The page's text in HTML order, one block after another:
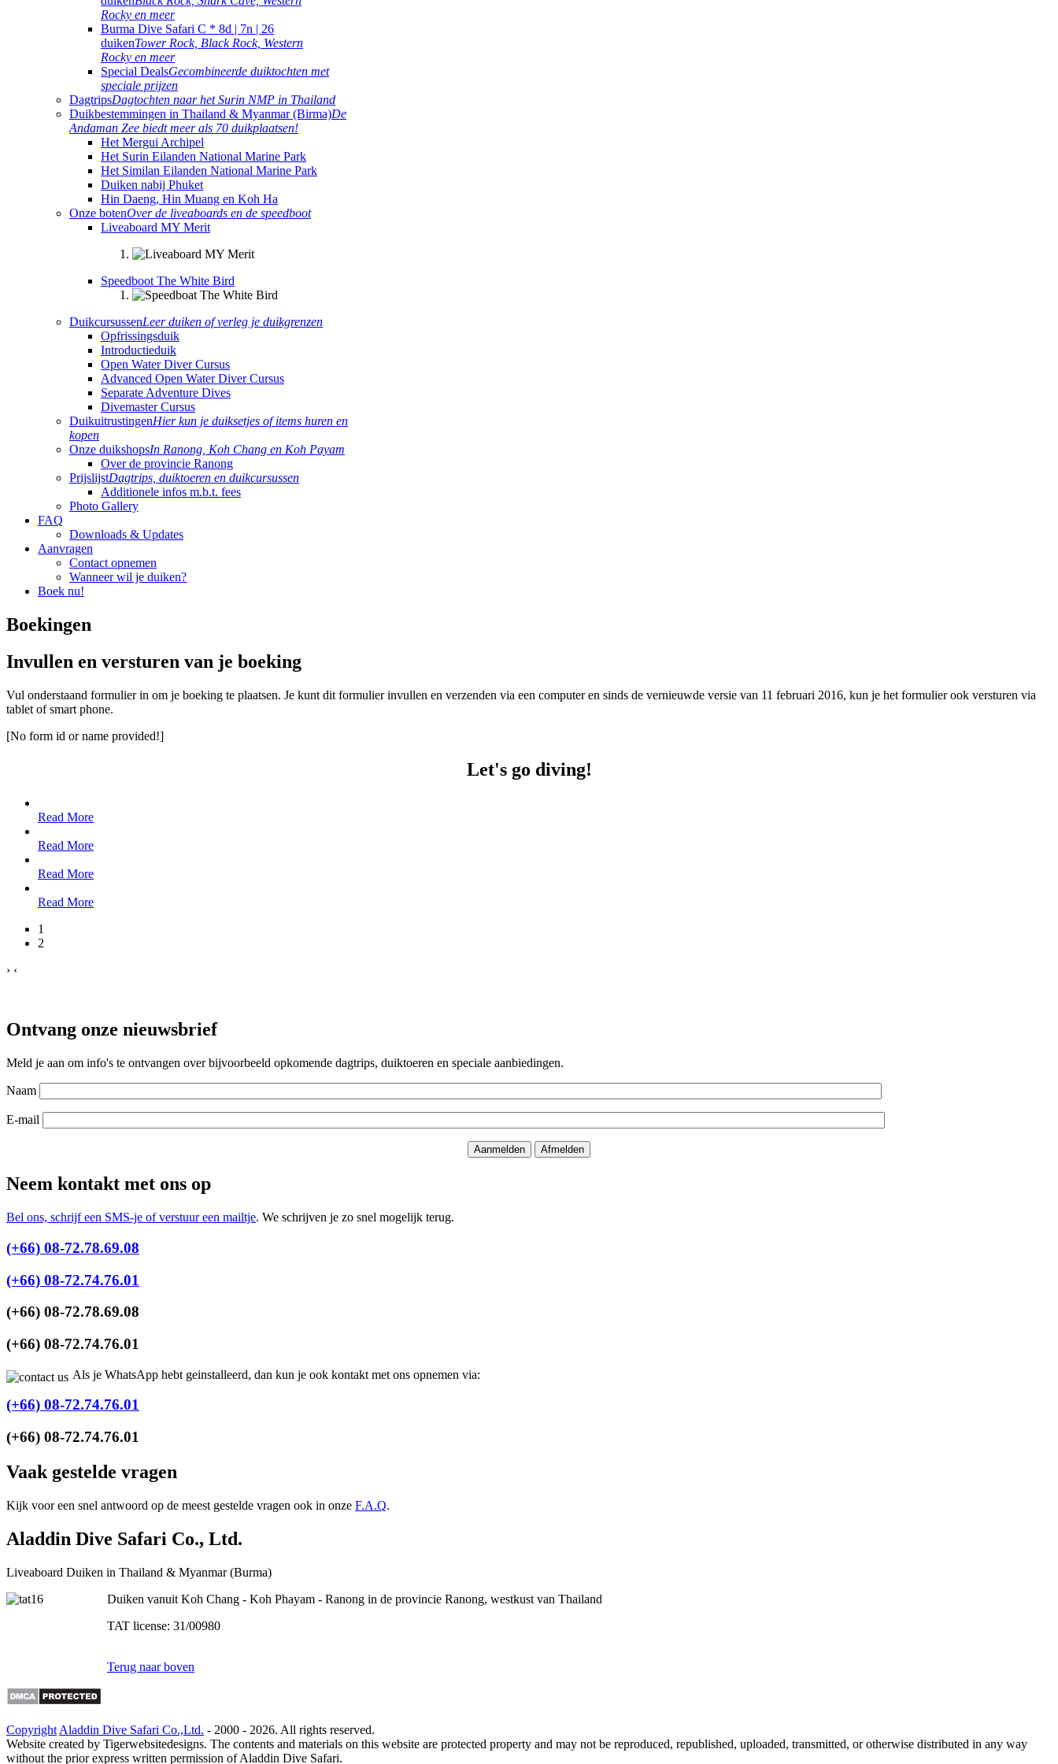
Rocky en meer
Burma Dive Safari C * 8d | 7n | 26
duikenTower Rock, Black Rock, Western
Rocky en meer
Special DealsGecombineerde duiktochten met
speciale prijzen
DagtripsDagtochten naar het Surin NMP in Thailand
Duikbestemmingen in Thailand & Myanmar (Birma)De
Andaman Zee biedt meer als 70 duikplaatsen!
Het Mergui Archipel
Het Surin Eilanden National Marine Park
Het Similan Eilanden National Marine Park
Duiken nabij Phuket
Hin Daeng, Hin Muang en Koh Ha
Onze botenOver de liveaboards en de speedboot
Liveaboard MY Merit
Speedboot The White Bird
DuikcursussenLeer duiken of verleg je duikgrenzen
Opfrissingsduik
Introductieduik
Open Water Diver Cursus
Advanced Open Water Diver Cursus
Separate Adventure Dives
Divemaster Cursus
DuikuitrustingenHier kun je duiksetjes of items huren en
kopen
Onze duikshopsIn Ranong, Koh Chang en Koh Payam
Over de provincie Ranong
PrijslijstDagtrips, duiktoeren en duikcursussen
Additionele infos m.b.t. fees
Photo Gallery
FAQ
Downloads & Updates
Aanvragen
Contact opnemen
Wanneer wil je duiken?
Boek nu!
Boekingen
Invullen en versturen van je boeking
Vul onderstaand formulier in om je boeking te plaatsen. Je kunt dit formulier invullen en verzenden via een computer en sinds de vernieuwde versie van 11 februari 2016, kun je het formulier ook versturen via
tablet of smart phone.
[No form id or name provided!]
Let's go diving!
Read More
Read More
Read More
Read More
1
2
› ‹
Ontvang onze nieuwsbrief
Meld je aan om info's te ontvangen over bijvoorbeeld opkomende dagtrips, duiktoeren en speciale aanbiedingen.
Naam
E-mail
Neem kontakt met ons op
Bel ons, schrijf een SMS-je of verstuur een mailtje. We schrijven je zo snel mogelijk terug.
(+66) 08-72.78.69.08
(+66) 08-72.74.76.01
(+66) 08-72.78.69.08
(+66) 08-72.74.76.01
Als je WhatsApp hebt geinstalleerd, dan kun je ook kontakt met ons opnemen via:
(+66) 08-72.74.76.01
(+66) 08-72.74.76.01
Vaak gestelde vragen
Kijk voor een snel antwoord op de meest gestelde vragen ook in onze F.A.Q.
Aladdin Dive Safari Co., Ltd.
Liveaboard Duiken in Thailand & Myanmar (Burma)
Duiken vanuit Koh Chang - Koh Phayam - Ranong in de provincie Ranong, westkust van Thailand
TAT license: 31/00980
Terug naar boven
Copyright Aladdin Dive Safari Co.,Ltd. - 2000 - 2026. All rights reserved.
Website created by Tigerwebsitedesigns. The contents and materials on this website are protected property and may not be reproduced, republished, uploaded, transmitted, or otherwise distributed in any way
without the prior express written permission of Aladdin Dive Safari.